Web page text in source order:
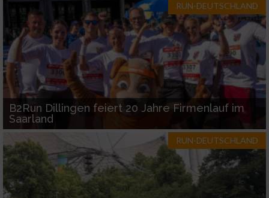
RUN-DEUTSCHLAND
B2Run Dillingen feiert 20 Jahre Firmenlauf im
Saarland
RUN-DEUTSCHLAND